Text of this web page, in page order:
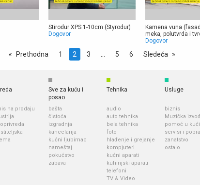
Stirodur XPS 1-10cm (Styrodur)
Dogovor
Kamena vuna
meka, polutvrda i
Dogovor
Prethodna 1
Vi
strani
2 3 5 6 Sledeća
na prodaju
Sve za kuću i
posao
bašta
čistoća
izgradnja
kancelarija
kućni ljubimac
nameštaj
pokućstvo
zabava
Tehnika
audio
auto tehnika
bela tehnika
foto
hlađenje i grejanje
kompjuteri
kućni aparati
kuhinjski aparati
telefoni
TV & Video
Usluge
biznis
Muzička
pomoć u kući
servisi i
zanatstvo
ostalo